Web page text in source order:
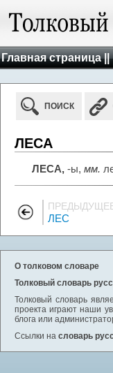
Главная страница ||
ПОИСК
ЛЕСА
ЛЕСА, -ы, мм.
ЛЕС
О толковом словаре
Толковый словарь
Толковый словарь
проекта играют наши
блога или
Ссылки на словарь